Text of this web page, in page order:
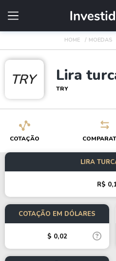
HOME MOEDAS
TRY Lira
TRY
COTAÇÃO
LIRA
R$
COTAÇÃO EM DÓLARES
$ 0,02